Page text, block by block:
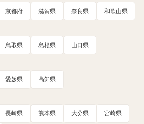
京都府 滋賀県 奈良県 和歌山県
鳥取県 島根県 山口県
愛媛県 高知県
長崎県 熊本県 大分県 宮崎県